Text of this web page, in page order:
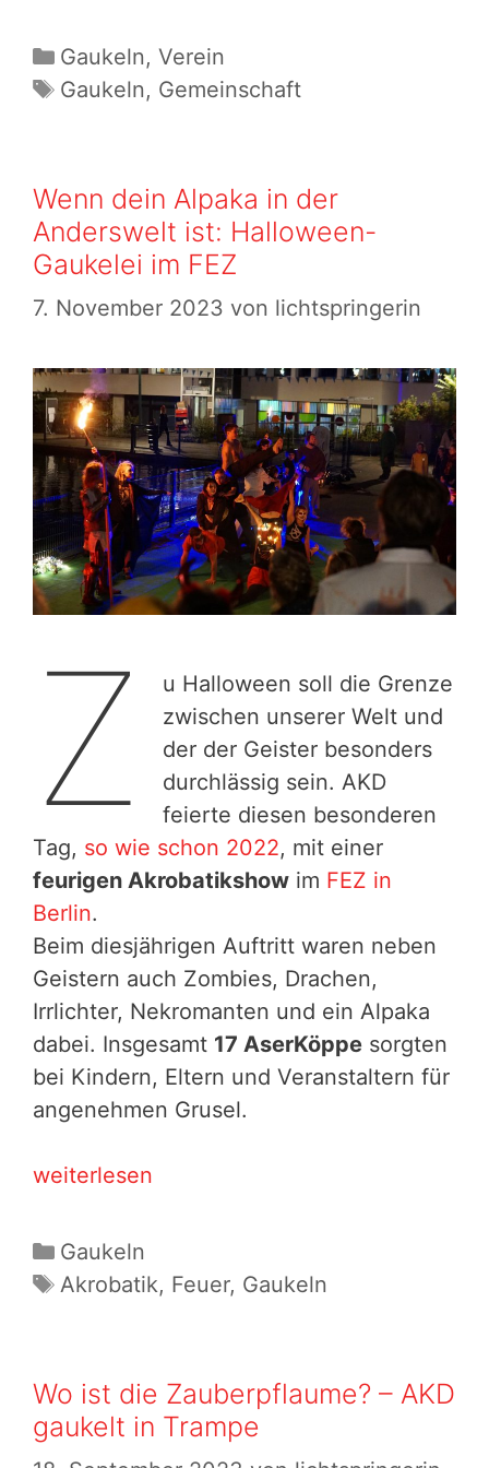
2023
im
Kategorien
Gaukeln, Verein
Schlagwörter
Gaukeln, Gemeinschaft
Wenn dein Alpaka in der
Anderswelt ist: Halloween-
Gaukelei im FEZ
7. November 2023 von lichtspringerin
Z
u Halloween soll die Grenze
zwischen unserer Welt und
der der Geister besonders
durchlässig sein. AKD
feierte diesen besonderen
Tag, so wie schon 2022, mit einer
feurigen Akrobatikshow im FEZ in
Berlin.
Beim diesjährigen Auftritt waren neben
Geistern auch Zombies, Drachen,
Irrlichter, Nekromanten und ein Alpaka
dabei. Insgesamt 17 AserKöppe sorgten
bei Kindern, Eltern und Veranstaltern für
angenehmen Grusel.
weiterlesen
der
Halloween-
Gaukelei
Kategorien
Gaukeln
Schlagwörter
Akrobatik, Feuer, Gaukeln
Wo ist die Zauberpflaume? – AKD
gaukelt in Trampe